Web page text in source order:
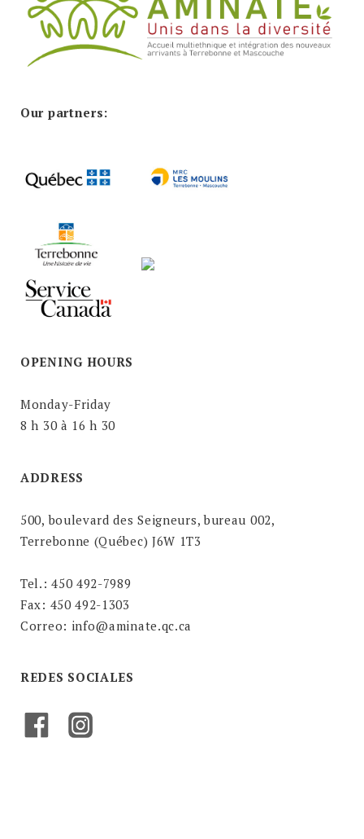
Our partners:
OPENING HOURS
Monday-Friday
8 h 30 à 16 h 30
ADDRESS
500, boulevard des Seigneurs, bureau 002,
Terrebonne (Québec) J6W 1T3
Tel.: 450 492-7989
Fax: 450 492-1303
Correo: info@aminate.qc.ca
REDES SOCIALES